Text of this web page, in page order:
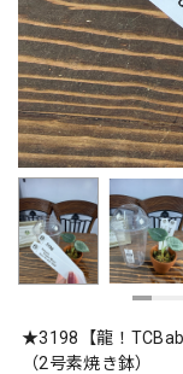
★3198【龍！
（2号素焼き鉢）